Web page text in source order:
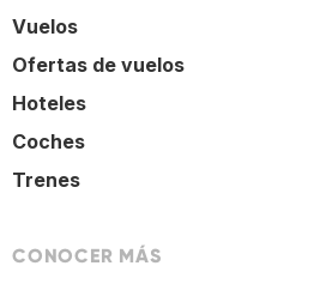
Vuelos
Ofertas de vuelos
Hoteles
Coches
Trenes
CONOCER MÁS